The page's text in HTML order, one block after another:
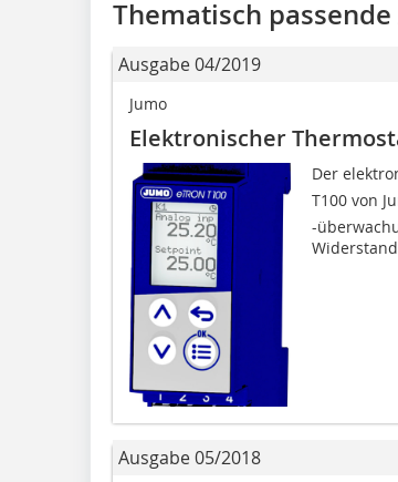
Thematisch
Ausgabe 04/2019
Jumo
Elektronischer
Der
T100 von
-
Ausgabe 05/2018